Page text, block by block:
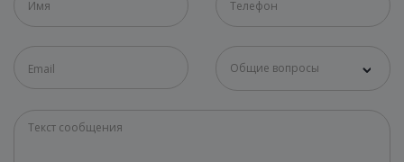
Общие вопросы